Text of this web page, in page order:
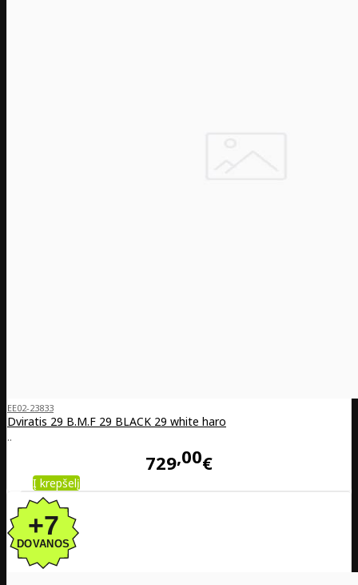
EE02-23833
Dviratis 29 B.M.F 29 BLACK 29 white haro
..
729 00€
Į krepšelį